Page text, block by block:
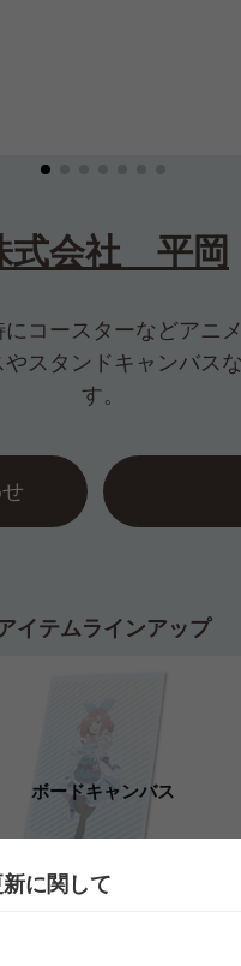
式会社 平岡
コースターなどアニ
スタンドキャンバス
す。
イテムラインアップ
ボードキャンバス
に関して